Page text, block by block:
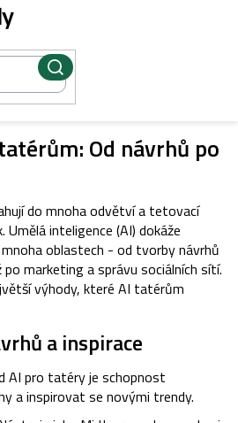
Od návrhů po
do mnoha odvětví a tetovací
inteligence (AI) dokáže
oblastech - od tvorby návrhů
marketing a správu sociálních sítí.
výhody, které AI tatérům
a inspirace
AI pro tatéry je schopnost
a inspirovat se novými trendy.